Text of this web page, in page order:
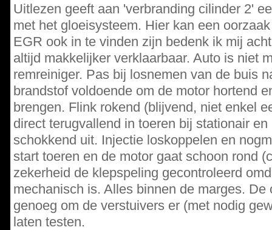
Uitlezen geeft aan 'verbranding cilinder 2'
met het gloeisysteem. Hier kan een
EGR ook in te vinden zijn bedenk ik mij
altijd makkelijker verklaarbaar. Auto is niet
remreiniger. Pas bij losnemen van de buis
brandstof voldoende om de motor hortend
brengen. Flink rokend (blijvend, niet enkel
direct terugvallend in toeren bij stationair
schokkend uit. Injectie loskoppelen en
start toeren en de motor gaat schoon rond
zekerheid de klepspeling gecontroleerd
mechanisch is. Alles binnen de marges. De
genoeg om de verstuivers er (met nodig
laten testen.